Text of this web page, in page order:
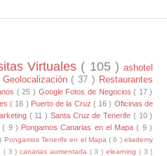
Virtuales ( 105 )ashotel
Geolocalización ( 37 ) Restaurantes
( 25 ) Google Fotos de Negocios( 17 )
( 16 ) Puerto de la Cruz ( 16 ) Oficinas de
( 11 ) Santa Cruz de Tenerife ( 10 )
( 9 ) Pongamos Canarias en el Mapa( 9 )
Pongamos Tenerife en el Mapa( 6 )eliademy
( 3 )canarias aumentada ( 3 ) elearning ( 3 )